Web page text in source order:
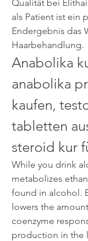
Qualität bei
als Patient ist ein
Endergebnis das
Haarbehandlung.
Anabolika
anabolika
kaufen,
tabletten
steroid kur
While you drink
metabolizes
found in alcohol.
lowers the
coenzyme
production in the